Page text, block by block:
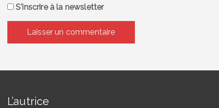
S'inscrire à la newsletter
L’autrice